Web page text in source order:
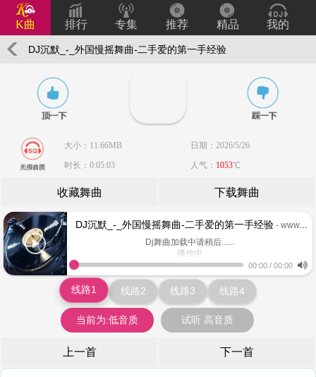
K曲 排行 专集 推荐 精品 我的
DJ沉默_-_外国慢摇舞曲-二手爱的第一手经验
大小：11.66MB
日期：2026/5/26
时长：0:05:03
人气： 1053℃
收藏舞曲 下载舞曲
DJ沉默_-_外国慢摇舞曲-二手爱的第一手经验 - www.keiqu.com
Dj舞曲加载中请稍后......
播放中
www.keiqu.com
00:00 / 00:00
线路1 线路2 线路3 线路4
当前为:低音质 试听 高音质
上一首 下一首